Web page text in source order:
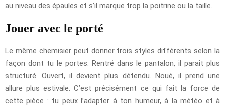
au niveau des épaules et s’il marque trop la poitrine ou la taille.
Jouer avec le porté
Le même chemisier peut donner trois styles différents selon la
façon dont tu le portes. Rentré dans le pantalon, il paraît plus
structuré. Ouvert, il devient plus détendu. Noué, il prend une
allure plus estivale. C’est précisément ce qui fait la force de
cette pièce : tu peux l’adapter à ton humeur, à la météo et à